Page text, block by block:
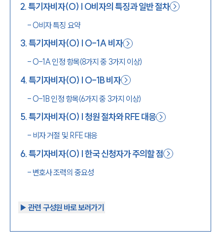
2.특기자비자(O) | O비자의 특징과 일반 절차
-O비자 특징 요약
3.특기자비자(O) | O-1A 비자
-O-1A 인정 항목(8가지 중 3가지 이상)
4.특기자비자(O) | O-1B 비자
-O-1B 인정 항목(6가지 중 3가지 이상)
5.특기자비자(O) | 청원 절차와 RFE 대응
- 비자 거절 및 RFE 대응
6.특기자비자(O) | 한국 신청자가 주의할 점
- 변호사 조력의 중요성
▶︎ 관련 구성원 바로 보러가기